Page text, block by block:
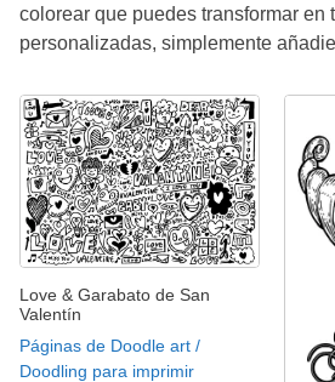
colorear que puedes transformar en
personalizadas, simplemente
Love & Garabato de San
Valentín
Páginas de Doodle art /
Doodling para imprimir